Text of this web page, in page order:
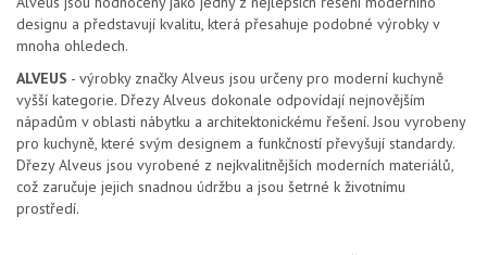
designu a představují kvalitu, která přesahuje podobné výrobky v
mnoha ohledech.
ALVEUS - výrobky značky Alveus jsou určeny pro moderní kuchyně
vyšší kategorie. Dřezy Alveus dokonale odpovídají nejnovějším
nápadům v oblasti nábytku a architektonickému řešení. Jsou vyrobeny
pro kuchyně, které svým designem a funkčností převyšují standardy.
Dřezy Alveus jsou vyrobené z nejkvalitnějších moderních materiálů,
což zaručuje jejich snadnou údržbu a jsou šetrné k životnímu
prostředí.